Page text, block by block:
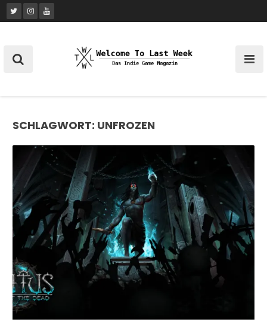
Skip
to
SCHLAGWORT: UNFROZEN